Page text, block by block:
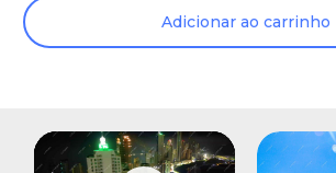
Adicionar ao carrinho